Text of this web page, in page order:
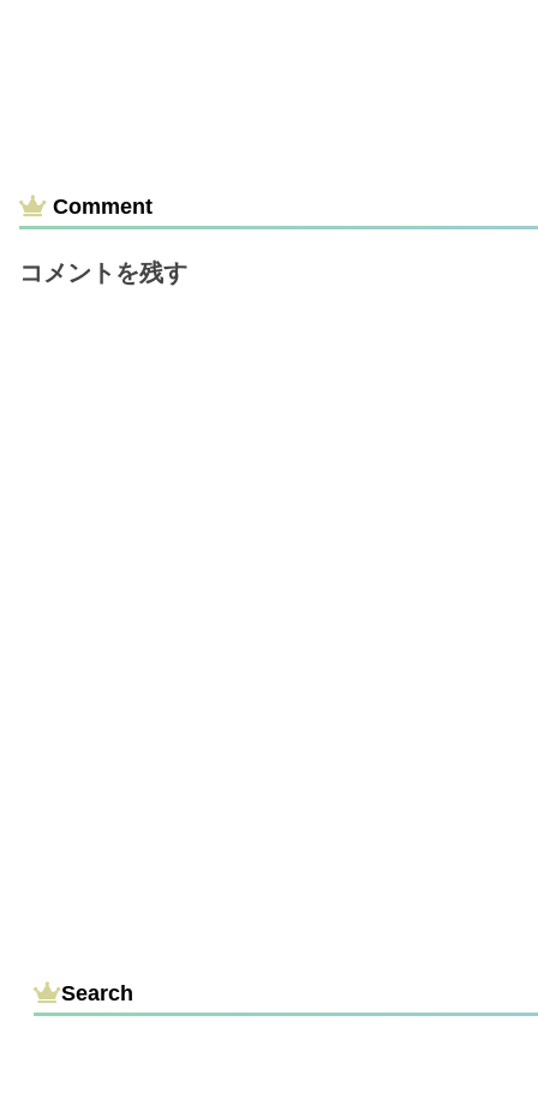
Comment
コメントを残す
Search